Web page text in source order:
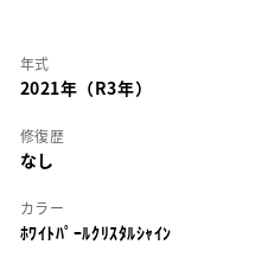
年式
2021年（R3年）
修復歴
なし
カラー
ﾎﾜｲﾄﾊﾟｰﾙｸﾘｽﾀﾙｼｬｲﾝ